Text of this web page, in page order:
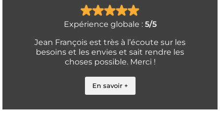
Expérience globale : 5/5
Jean François est très à l’écoute sur les
besoins et les envies et sait rendre les
choses possible. Merci !
En savoir +